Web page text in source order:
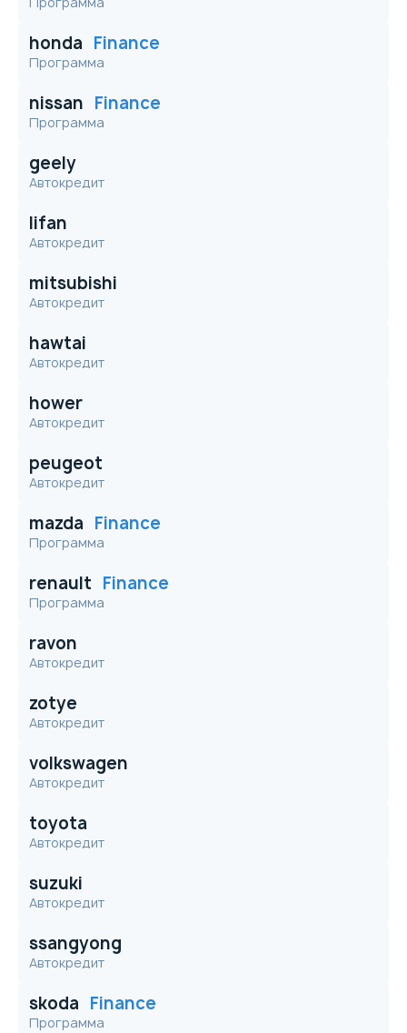
honda Finance
Программа
nissan Finance
Программа
geely
Автокредит
lifan
Автокредит
mitsubishi
Автокредит
hawtai
Автокредит
hower
Автокредит
peugeot
Автокредит
mazda Finance
Программа
renault Finance
Программа
ravon
Автокредит
zotye
Автокредит
volkswagen
Автокредит
toyota
Автокредит
suzuki
Автокредит
ssangyong
Автокредит
skoda Finance
Программа